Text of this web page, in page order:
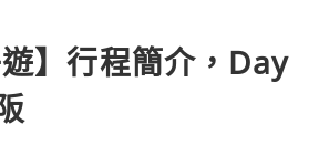
遊】行程簡介，Day